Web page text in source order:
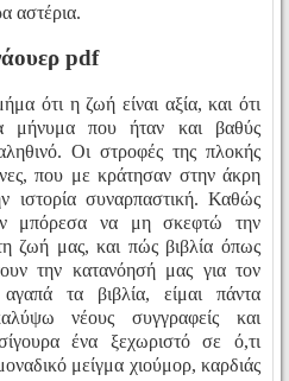
αστέρια.
pdf
ότι η ζωή είναι αξία, και ότι
μήνυμα που ήταν και βαθύς
Οι στροφές της πλοκής
που με κράτησαν στην άκρη
ιστορία συναρπαστική. Καθώς
μπόρεσα να μη σκεφτώ την
ζωή μας, και πώς βιβλία όπως
την κατανόησή μας για τον
τα βιβλία, είμαι πάντα
νέους συγγραφείς και
ένα ξεχωριστό σε ό,τι
μείγμα χιούμορ, καρδιάς